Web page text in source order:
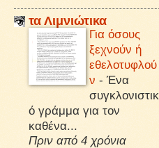
τα Λιμνιώτικα
Για όσους
ξεχνούν ή
εθελοτυφλού
ν - Ένα
συγκλονιστικ
ό γράμμα για τον
καθένα...
Πριν από 4 χρόνια